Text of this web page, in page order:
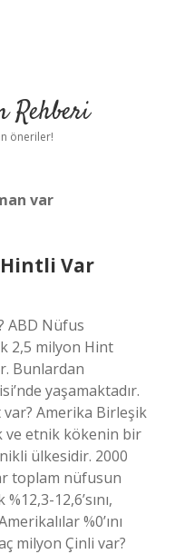
Rehberi
öneriler!
var
Var
ABD Nüfus
2,5 milyon Hint
Bunlardan
yaşamaktadır.
Amerika Birleşik
ve etnik kökenin bir
ülkesidir. 2000
toplam nüfusun
12,6’sını,
%0’ını
milyon Çinli var?